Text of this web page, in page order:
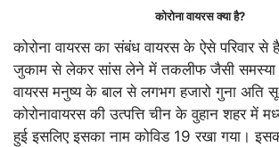
कोरोना वायरस क्या है?
कोरोना वायरस का संबंध वायरस के ऐसे परिवार
जुकाम से लेकर सांस लेने में तकलीफ जैसी समस्या
वायरस मनुष्य के बाल से लगभग हजारो गुना अति
कोरोनावायरस की उत्पत्ति चीन के वुहान शहर में
हुई इसलिए इसका नाम कोविड 19 रखा गया।